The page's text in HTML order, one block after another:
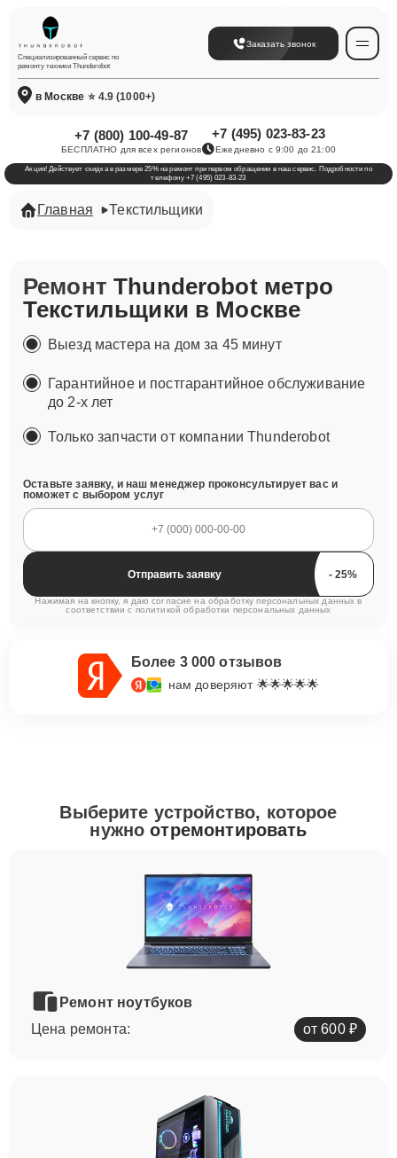
Специализированный сервис по
ремонту техники Thunderobot
Заказать звонок
в Москве ⭐ 4.9 (1000+)
+7 (800) 100-49-87
БЕСПЛАТНО для всех регионов
+7 (495) 023-83-23
Ежедневно с 9:00 до 21:00
Акция! Действует скидка в размере 25% на ремонт при первом обращении в наш сервис. Подробности по
телефону +7 (495) 023-83-23
Главная Текстильщики
РемонтThunderobot метро
Текстильщики в Москве
Выезд мастера на дом за 45 минут
Гарантийное и постгарантийное обслуживание
до 2-х лет
Только запчасти от компании Thunderobot
Оставьте заявку, и наш менеджер проконсультирует вас и
поможет с выбором услуг
Отправить заявку
Нажимая на кнопку, я даю согласие на обработку персональных данных в
соответствии с политикой обработки персональных данных
Более 3 000 отзывов
нам доверяют 🌟🌟🌟🌟🌟
Выберите устройство, которое
нужноотремонтировать
Ремонт ноутбуков
Цена ремонта:
от 600 ₽